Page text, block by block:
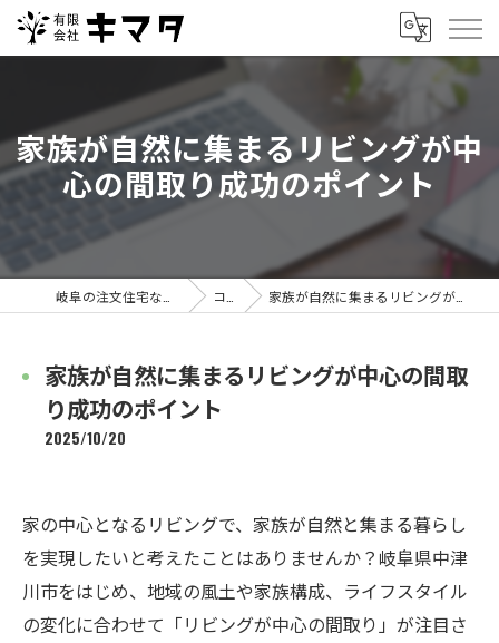
家族が自然に集まるリビングが中
心の間取り成功のポイント
コラム 家族が自然に集まるリビングが中心の間取り成功のポイント
家族が自然に集まるリビングが中心の間取
り成功のポイント
2025/10/20
家の中心となるリビングで、家族が自然と集まる暮らし
を実現したいと考えたことはありませんか？岐阜県中津
川市をはじめ、地域の風土や家族構成、ライフスタイル
の変化に合わせて「リビングが中心の間取り」が注目さ